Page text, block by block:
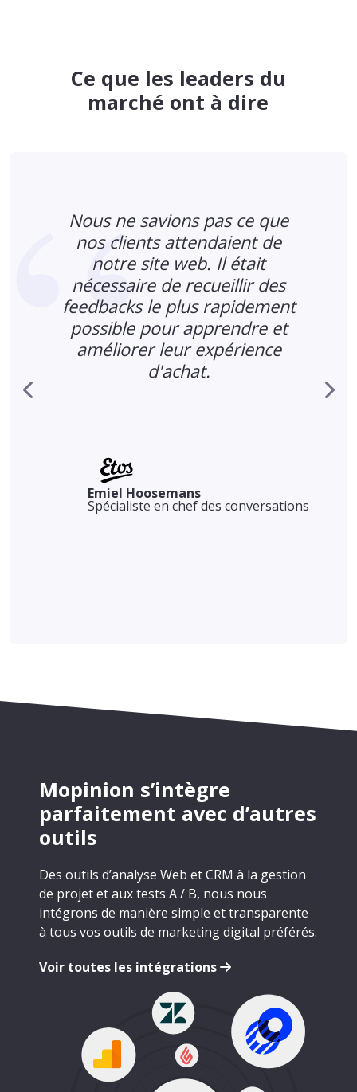
Ce que les leaders du
marché ont à dire
Nous ne savions pas ce que
nos clients attendaient de
notre site web. Il était
nécessaire de recueillir des
feedbacks le plus rapidement
possible pour apprendre et
améliorer leur expérience
d'achat.
Emiel Hoosemans
Spécialiste en chef des conversations
Mopinion s’intègre
parfaitement avec d’autres
outils
Des outils d’analyse Web et CRM à la gestion
de projet et aux tests A / B, nous nous
intégrons de manière simple et transparente
à tous vos outils de marketing digital préférés.
Voir toutes les intégrations